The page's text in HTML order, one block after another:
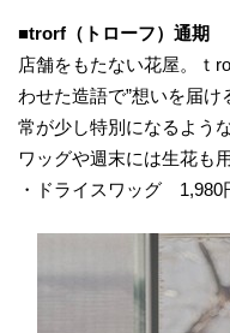
■trorf（トローフ）通期
店舗をもたない花屋。ｔ
わせた造語で”想いを届け
常が少し特別になるよう
ワッグや週末には生花も
・ドライスワッグ 1,980